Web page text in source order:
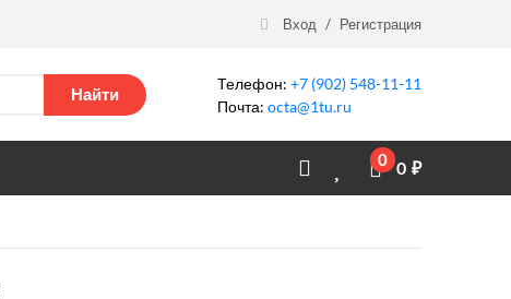
Вход / Регистрация
Найти
Телефон: +7 (902) 548-11-11
Почта: octa@1tu.ru
0 0 ₽